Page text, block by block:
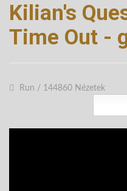
Kilian's
Time Out -
Run / 144860 Nézetek